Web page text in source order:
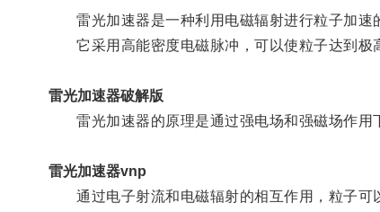
雷光加速器是一种利用电磁辐射进行粒子加速
它采用高能密度电磁脉冲，可以使粒子达到极
雷光加速器破解版
雷光加速器的原理是通过强电场和强磁场作用
雷光加速器vnp
通过电子射流和电磁辐射的相互作用，粒子可